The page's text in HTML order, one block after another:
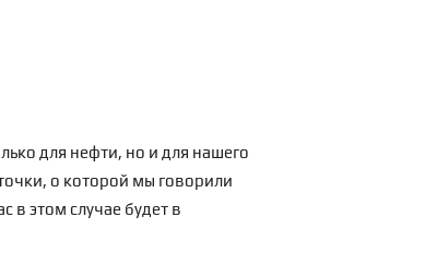
для нефти, но и для нашего
о которой мы говорили
в этом случае будет в